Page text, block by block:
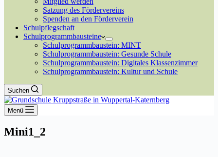
Satzung des Fördervereins
Spenden an den Förderverein
Schulpflegschaft
Schulprogrammbausteine
Schulprogrammbaustein: MINT
Schulprogrammbaustein: Gesunde Schule
Schulprogrammbaustein: Digitales Klassenzimmer
Schulprogrammbaustein: Kultur und Schule
Suchen
Menü
Mini1_2